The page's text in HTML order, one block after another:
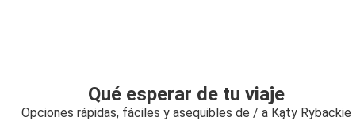
Qué esperar de tu viaje
Opciones rápidas, fáciles y asequibles de / a Kąty Rybackie